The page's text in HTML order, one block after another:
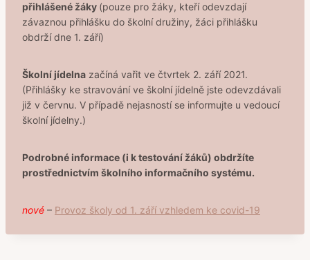
přihlášené žáky (pouze pro žáky, kteří odevzdají
závaznou přihlášku do školní družiny, žáci přihlášku
obdrží dne 1. září)
Školní jídelna začíná vařit ve čtvrtek 2. září 2021.
(Přihlášky ke stravování ve školní jídelně jste odevzdávali
již v červnu. V případě nejasností se informujte u vedoucí
školní jídelny.)
Podrobné informace (i k testování žáků) obdržíte
prostřednictvím školního informačního systému.
nové – Provoz školy od 1. září vzhledem ke covid-19